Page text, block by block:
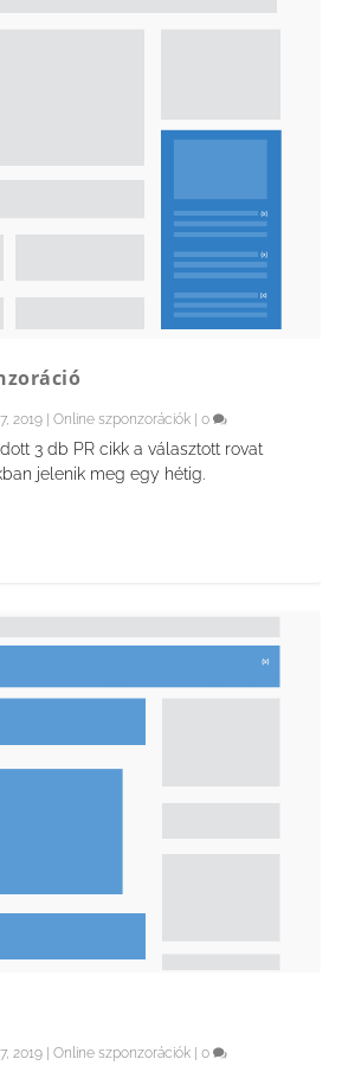
2019 |Online szponzorációk |0
3 db PR cikk a választott rovat
jelenik meg egy hétig.
2019 |Online szponzorációk |0